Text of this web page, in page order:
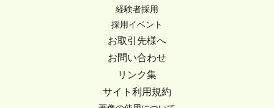
経験者採用
採用イベント
お取引先様へ
お問い合わせ
リンク集
サイト利用規約